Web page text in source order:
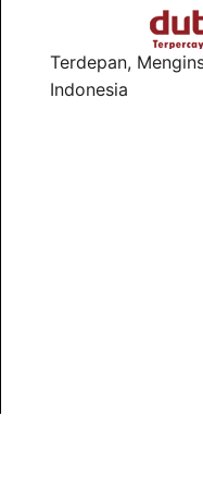
Terdepan,
Indonesia